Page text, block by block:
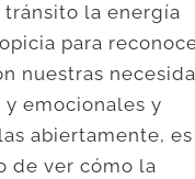
tránsito la energía
para
nuestras
y emocionales y
abiertamente, es
de ver cómo la